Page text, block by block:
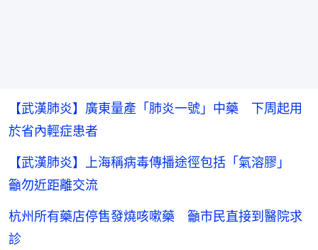
【武漢肺炎】廣東量產「肺炎一號」中藥 下周起用
於省內輕症患者
【武漢肺炎】上海稱病毒傳播途徑包括「氣溶膠」
籲勿近距離交流
杭州所有藥店停售發燒咳嗽藥 籲市民直接到醫院求
診